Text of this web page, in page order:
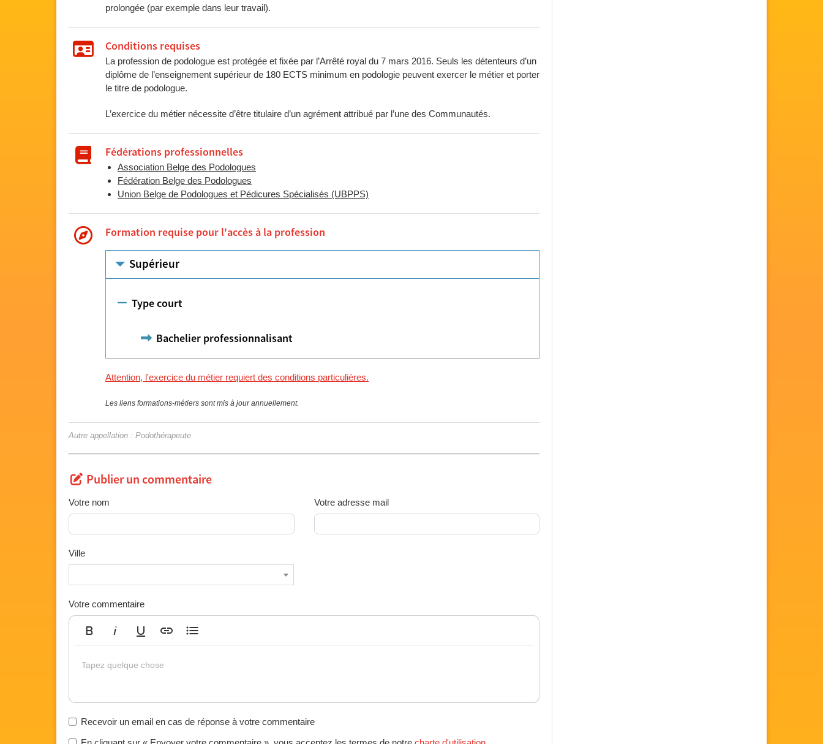
prolongée (par exemple dans leur travail).
Conditions requises
La profession de podologue est protégée et fixée par l’Arrêté royal du 7 mars 2016. Seuls les détenteurs d’un
diplôme de l’enseignement supérieur de 180 ECTS minimum en podologie peuvent exercer le métier et porter
le titre de podologue.
L’exercice du métier nécessite d’être titulaire d’un agrément attribué par l’une des Communautés.
Fédérations professionnelles
Association Belge des Podologues
Fédération Belge des Podologues
Union Belge de Podologues et Pédicures Spécialisés (UBPPS)
Formation requise pour l'accès à la profession
Supérieur
Type court
Bachelier professionnalisant
Attention, l'exercice du métier requiert des conditions particulières.
Les liens formations-métiers sont mis à jour annuellement.
Autre appellation : Podothérapeute
Publier un commentaire
Votre nom Votre adresse mail
Ville
Votre commentaire
Tapez quelque chose
Recevoir un email en cas de réponse à votre commentaire